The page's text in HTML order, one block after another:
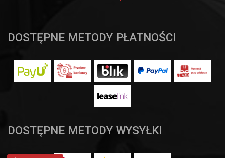
DOSTĘPNE METODY PŁATNOŚCI
DOSTĘPNE METODY WYSYŁKI